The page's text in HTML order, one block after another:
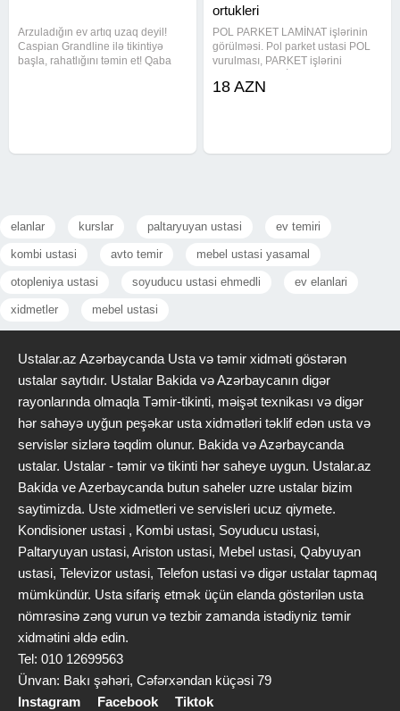
Arzuladığın ev artıq uzaq deyil!
Caspian Grandline ilə tikintiyə
başla, rahatlığını təmin et! Qaba
ortukleri
POL PARKET LAMİNAT işlərinin
görülməsi. Pol parket ustasi POL
vurulması, PARKET işlərini
Apşifka işleri -Dik laqa -Həşiyə
18 AZN
elanlar kurslar paltaryuyan ustasi ev temiri
kombi ustasi avto temir mebel ustasi yasamal
otopleniya ustasi soyuducu ustasi ehmedli ev elanlari
xidmetler mebel ustasi
Ustalar.az Azərbaycanda Usta və təmir xidməti göstərən
ustalar saytıdır. Ustalar Bakida və Azərbaycanın digər
rayonlarında olmaqla Təmir-tikinti, məişət texnikası və digər
hər sahəyə uyğun peşəkar usta xidmətləri təklif edən usta və
servislər sizlərə təqdim olunur. Bakida və Azərbaycanda
ustalar. Ustalar - təmir və tikinti hər saheye uygun. Ustalar.az
Bakida ve Azerbaycanda butun saheler uzre ustalar bizim
saytimizda. Uste xidmetleri ve servisleri ucuz qiymete.
Kondisioner ustasi , Kombi ustasi, Soyuducu ustasi,
Paltaryuyan ustasi, Ariston ustasi, Mebel ustasi, Qabyuyan
ustasi, Televizor ustasi, Telefon ustasi və digər ustalar tapmaq
mümkündür. Usta sifariş etmək üçün elanda göstərilən usta
nömrəsinə zəng vurun və tezbir zamanda istədiyniz təmir
xidmətini əldə edin.
Tel: 010 12699563
Ünvan: Bakı şəhəri, Cəfərxəndan küçəsi 79
Instagram
Facebook Tiktok